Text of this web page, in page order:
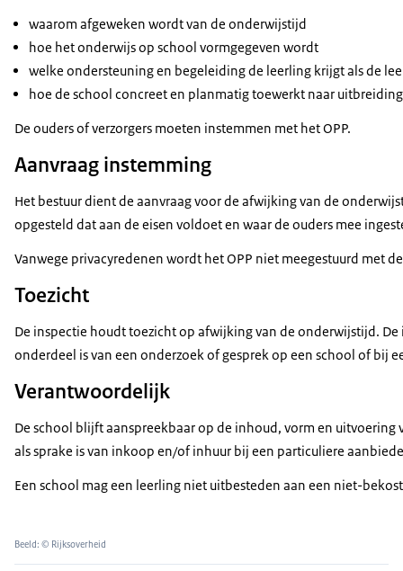
waarom afgeweken wordt van de onderwijstijd
hoe het onderwijs op school vormgegeven wordt
welke ondersteuning en begeleiding de leerling krijgt als de
hoe de school concreet en planmatig toewerkt naar
De ouders of verzorgers moeten instemmen met het OPP.
Aanvraag instemming
Het bestuur dient de aanvraag voor de afwijking van de
opgesteld dat aan de eisen voldoet en waar de ouders mee
Vanwege privacyredenen wordt het OPP niet meegestuurd met
Toezicht
De inspectie houdt toezicht op afwijking van de onderwijstijd.
onderdeel is van een onderzoek of gesprek op een school of bij
Verantwoordelijk
De school blijft aanspreekbaar op de inhoud, vorm en
als sprake is van inkoop en/of inhuur bij een particuliere
Een school mag een leerling niet uitbesteden aan een niet-
Beeld: © Rijksoverheid